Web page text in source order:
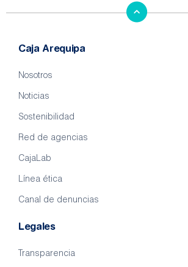
Caja Arequipa
Nosotros
Noticias
Sostenibilidad
Red de agencias
CajaLab
Línea ética
Canal de denuncias
Legales
Transparencia